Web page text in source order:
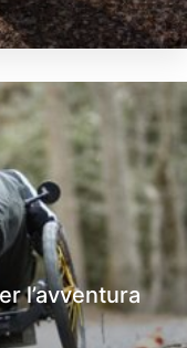
l’avventura